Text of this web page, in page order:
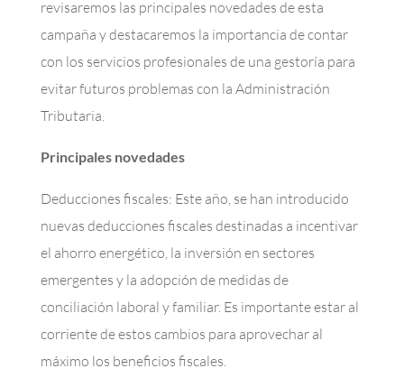
revisaremos las principales novedades de esta
campaña y destacaremos la importancia de contar
con los servicios profesionales de una gestoría para
evitar futuros problemas con la Administración
Tributaria.
Principales novedades
Deducciones fiscales: Este año, se han introducido
nuevas deducciones fiscales destinadas a incentivar
el ahorro energético, la inversión en sectores
emergentes y la adopción de medidas de
conciliación laboral y familiar. Es importante estar al
corriente de estos cambios para aprovechar al
máximo los beneficios fiscales.